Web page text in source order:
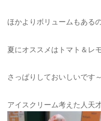
ほかよりボリュームもある
夏にオススメはトマト＆レモ
さっぱりしておいしいです～
アイスクリーム考えた人天